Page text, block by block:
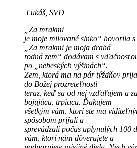
Lukáš, SVD
„Za mrakmi
je moje milované slnko“ hovorila
„Za mrakmi je moja drahá
rodná zem“ dodávam s
po „nebeských výšinách“.
Zem, ktorá ma na pár týždňov
do Božej prozreteľnosti
teraz, keď sa od nej vzďaľujem a
bojujúcu, trpiacu. Ďakujem
všetkým vám, ktorí ste ma
spôsobom prijali a
sprevádzali počas uplynulých 100
vám, ktorí nám dôverujete a